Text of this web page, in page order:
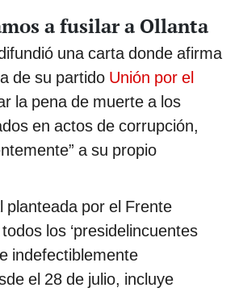
a fusilar a Ollanta
una carta donde afirma
de su partido Unión por el
la pena de muerte a los
en actos de corrupción,
a su propio
planteada por el Frente
los ‘presidelincuentes
indefectiblemente
el 28 de julio, incluye